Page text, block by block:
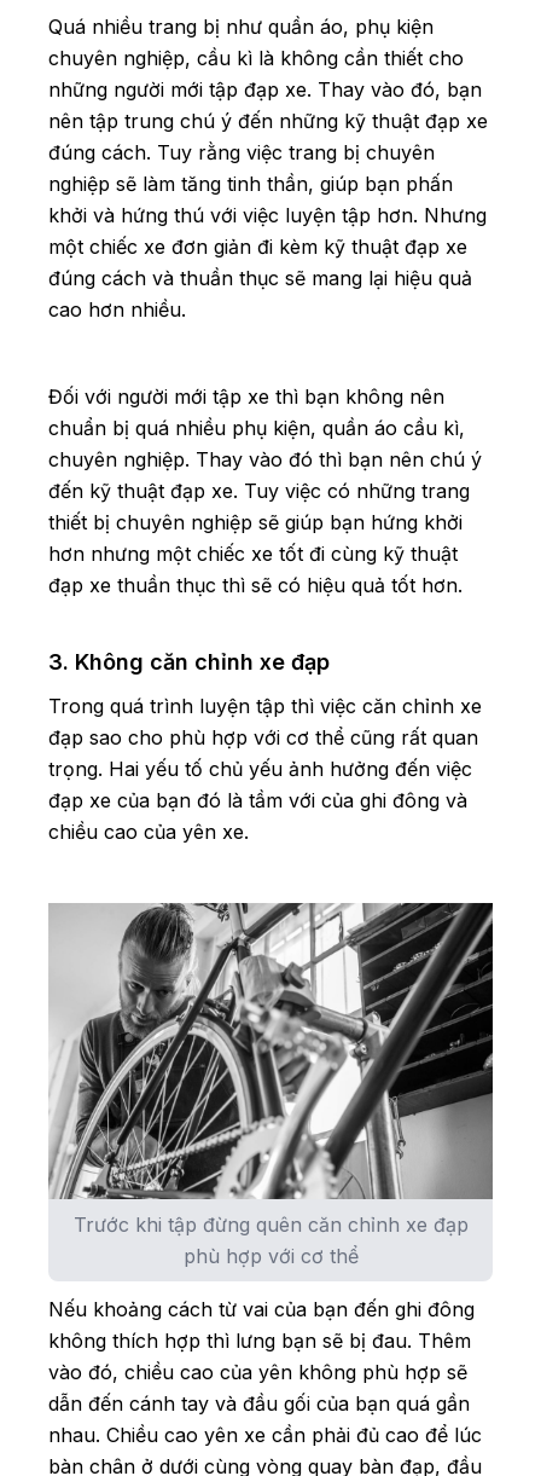
Quá nhiều trang bị như quần áo, phụ kiện
chuyên nghiệp, cầu kì là không cần thiết cho
những người mới tập đạp xe. Thay vào đó, bạn
nên tập trung chú ý đến những kỹ thuật đạp xe
đúng cách. Tuy rằng việc trang bị chuyên
nghiệp sẽ làm tăng tinh thần, giúp bạn phấn
khởi và hứng thú với việc luyện tập hơn. Nhưng
một chiếc xe đơn giản đi kèm kỹ thuật đạp xe
đúng cách và thuần thục sẽ mang lại hiệu quả
cao hơn nhiều.
Đối với người mới tập xe thì bạn không nên
chuẩn bị quá nhiều phụ kiện, quần áo cầu kì,
chuyên nghiệp. Thay vào đó thì bạn nên chú ý
đến kỹ thuật đạp xe. Tuy việc có những trang
thiết bị chuyên nghiệp sẽ giúp bạn hứng khởi
hơn nhưng một chiếc xe tốt đi cùng kỹ thuật
đạp xe thuần thục thì sẽ có hiệu quả tốt hơn.
3. Không căn chỉnh xe đạp
Trong quá trình luyện tập thì việc căn chỉnh xe
đạp sao cho phù hợp với cơ thể cũng rất quan
trọng. Hai yếu tố chủ yếu ảnh hưởng đến việc
đạp xe của bạn đó là tầm với của ghi đông và
chiều cao của yên xe.
Trước khi tập đừng quên căn chỉnh xe đạp
phù hợp với cơ thể
Nếu khoảng cách từ vai của bạn đến ghi đông
không thích hợp thì lưng bạn sẽ bị đau. Thêm
vào đó, chiều cao của yên không phù hợp sẽ
dẫn đến cánh tay và đầu gối của bạn quá gần
nhau. Chiều cao yên xe cần phải đủ cao để lúc
bàn chân ở dưới cùng vòng quay bàn đạp, đầu